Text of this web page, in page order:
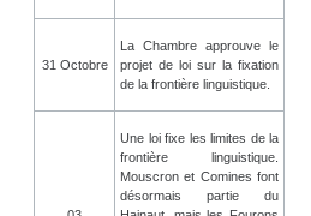
31 Octobre
La Chambre approuve le
projet de loi sur la fixation
de la frontière linguistique.
Une loi fixe les limites de la
frontière linguistique.
Mouscron et Comines font
désormais partie du